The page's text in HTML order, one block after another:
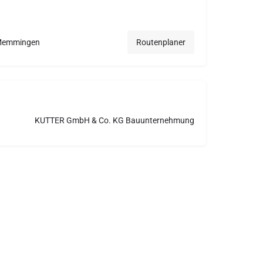
Routenplaner
KUTTER GmbH & Co. KG Bauunternehmung